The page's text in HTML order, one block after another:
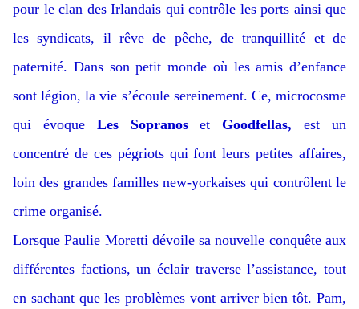
pour le clan des Irlandais qui contrôle les ports ainsi que
les syndicats, il rêve de pêche, de tranquillité et de
paternité. Dans son petit monde où les amis d’enfance
sont légion, la vie s’écoule sereinement. Ce, microcosme
qui évoque Les Sopranoset Goodfellas, est un
concentré de ces pégriots qui font leurs petites affaires,
loin des grandes familles new-yorkaises qui contrôlent le
crime organisé.
Lorsque Paulie Moretti dévoile sa nouvelle conquête aux
différentes factions, un éclair traverse l’assistance, tout
en sachant que les problèmes vont arriver bien tôt. Pam,